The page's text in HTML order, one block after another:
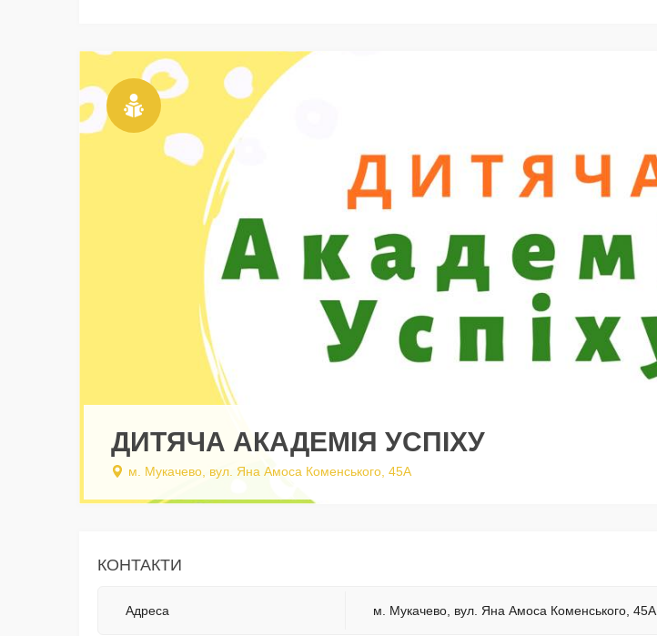
ДИТЯЧА АКАДЕМІЯ УСПІХУ
м. Мукачево, вул. Яна Амоса Коменського, 45А
КОНТАКТИ
Адреса м. Мукачево, вул. Яна Амоса Коменського, 45А